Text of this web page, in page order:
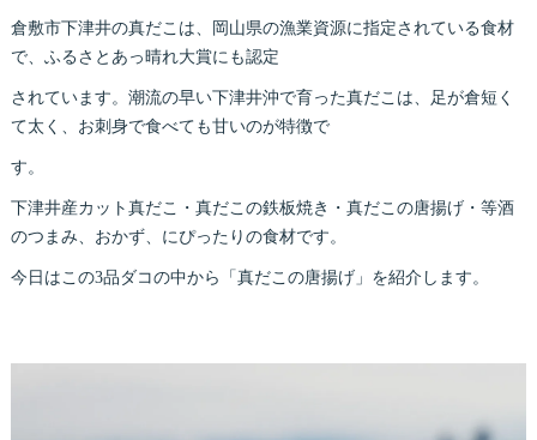
倉敷市下津井の真だこは、岡山県の漁業資源に指定されている食材
で、ふるさとあっ晴れ大賞にも認定
されています。潮流の早い下津井沖で育った真だこは、足が倉短く
て太く、お刺身で食べても甘いのが特徴で
す。
下津井産カット真だこ・真だこの鉄板焼き・真だこの唐揚げ・等酒
のつまみ、おかず、にぴったりの食材です。
今日はこの3品ダコの中から「真だこの唐揚げ」を紹介します。